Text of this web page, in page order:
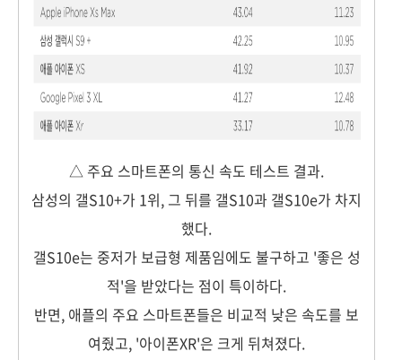
△ 주요 스마트폰의 통신 속도 테스트 결과.
삼성의 갤S10+가 1위, 그 뒤를 갤S10과 갤S10e가 차지
했다.
갤S10e는 중저가 보급형 제품임에도 불구하고 '좋은 성
적'을 받았다는 점이 특이하다.
반면, 애플의 주요 스마트폰들은 비교적 낮은 속도를 보
여줬고, '아이폰XR'은 크게 뒤쳐졌다.